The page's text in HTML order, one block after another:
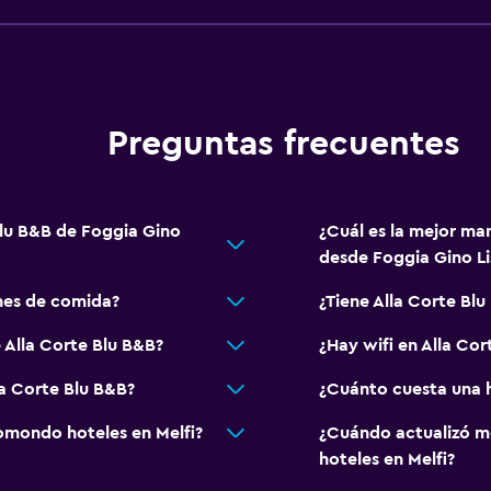
Preguntas frecuentes
B&B de Foggia Gino
¿Cuál es la mejor
desde Foggia Gino
de comida? ¿Tiene Alla Corte Blu
Corte Blu B&B? ¿Hay wifi en Alla
Corte Blu B&B? ¿Cuánto cuesta una
hoteles en Melfi?
¿Cuándo actualizó
hoteles en Melfi?